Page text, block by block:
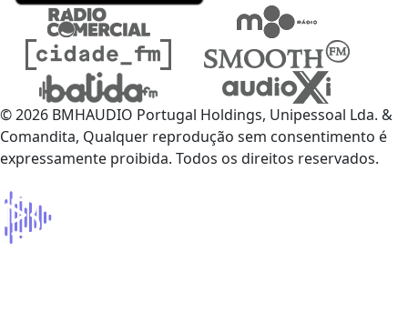
© 2026 BMHAUDIO Portugal Holdings, Unipessoal Lda. &
Comandita, Qualquer reprodução sem consentimento é
expressamente proibida. Todos os direitos reservados.